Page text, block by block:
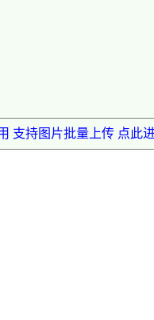
支持图片批量上传 点此